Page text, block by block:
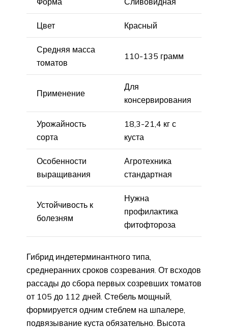
Цвет Красный
Средняя масса
томатов
110-135 грамм
Применение
Для
консервирования
Урожайность
сорта
18,3-21,4 кг с
куста
Особенности
выращивания
Агротехника
стандартная
Устойчивость к
болезням
Нужна
профилактика
фитофтороза
Гибрид индетерминантного типа,
среднеранних сроков созревания. От всходов
рассады до сбора первых созревших томатов
от 105 до 112 дней. Стебель мощный,
формируется одним стеблем на шпалере,
подвязывание куста обязательно. Высота